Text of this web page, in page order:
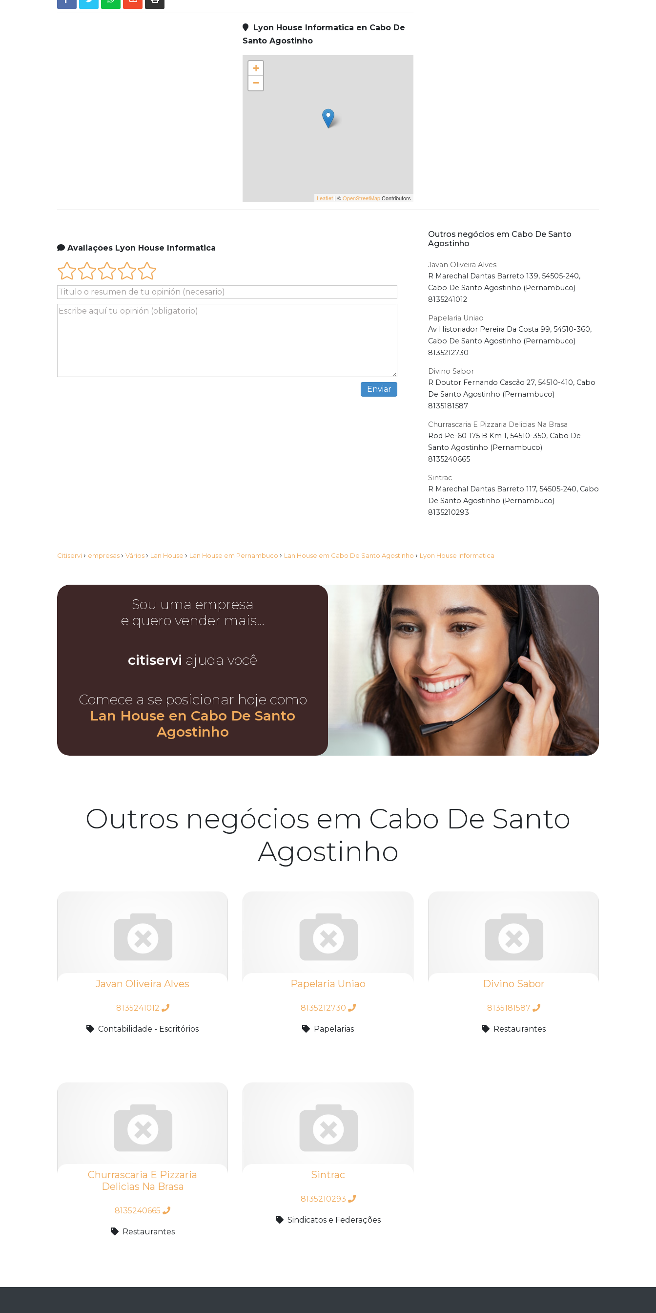
Lyon House Informatica en Cabo De
Santo Agostinho
+
−
Leaflet | ©OpenStreetMapContributors
Avaliações Lyon House Informatica
Outros negócios em Cabo De Santo
Agostinho
Javan Oliveira Alves
R Marechal Dantas Barreto 139, 54505-240,
Cabo De Santo Agostinho (Pernambuco)
8135241012
Papelaria Uniao
Av Historiador Pereira Da Costa 99, 54510-360,
Cabo De Santo Agostinho (Pernambuco)
8135212730
Divino Sabor
R Doutor Fernando Cascão 27, 54510-410, Cabo
De Santo Agostinho (Pernambuco)
8135181587
Churrascaria E Pizzaria Delicias Na Brasa
Rod Pe-60 175 B Km 1, 54510-350, Cabo De
Santo Agostinho (Pernambuco)
8135240665
Sintrac
R Marechal Dantas Barreto 117, 54505-240, Cabo
De Santo Agostinho (Pernambuco)
8135210293
Citiservi › empresas › Vários › Lan House › Lan House em Pernambuco › Lan House em Cabo De Santo Agostinho › Lyon House Informatica
Sou uma empresa
e quero vender mais…
citiservi ajuda você
Comece a se posicionar hoje como
Lan House en Cabo De Santo
Agostinho
Outros negócios em Cabo De Santo
Agostinho
Javan Oliveira Alves
8135241012
Contabilidade - Escritórios
Papelaria Uniao
8135212730
Papelarias
Divino Sabor
8135181587
Restaurantes
Churrascaria E Pizzaria
Delicias Na Brasa
8135240665
Restaurantes
Sintrac
8135210293
Sindicatos e Federações